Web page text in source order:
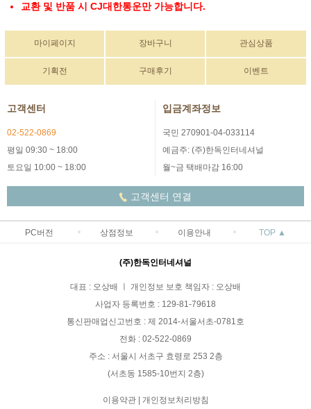
교환 및 반품 시 CJ대한통운만 가능합니다.
마이페이지 장바구니 관심상품
기획전 구매후기 이벤트
고객센터
02-522-0869
평일 09:30 ~ 18:00
토요일 10:00 ~ 18:00
입금계좌정보
국민 270901-04-033114
예금주: (주)한독인터네셔널
월~금 택배마감 16:00
고객센터 연결
PC버전 상점정보 이용안내 TOP ▲
(주)한독인터네셔널
대표 : 오상배 ㅣ 개인정보 보호 책임자 : 오상배
사업자 등록번호 : 129-81-79618
통신판매업신고번호 : 제 2014-서울서초-0781호
전화 : 02-522-0869
주소 : 서울시 서초구 효령로 253 2층
(서초동 1585-10번지 2층)
이용약관| 개인정보처리방침